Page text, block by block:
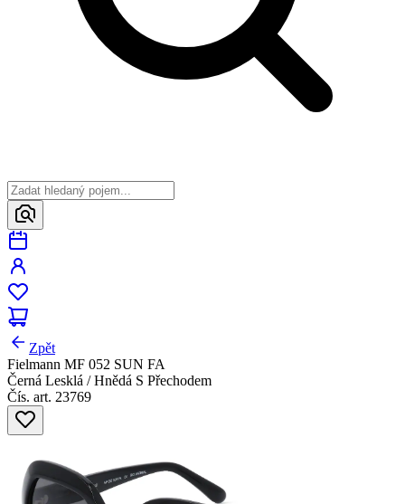
Zpět
Fielmann MF 052 SUN FA
Černá Lesklá / Hnědá S Přechodem
Čís. art. 23769